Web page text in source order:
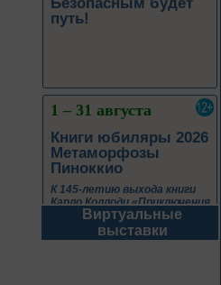
Книги юбиляры 2026
Метаморфозы
Пиноккио
К 145-летию выхода книги
Карло Коллоди «Приключения
Пиноккио»
1 – 31 августа
Виртуальные
выставки